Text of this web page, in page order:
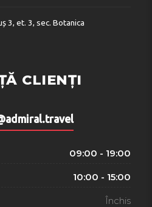
3, et. 3, sec. Botanica
CLIENȚI
09:00 - 19:00
10:00 - 15:00
Închis